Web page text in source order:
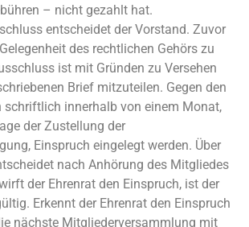
– nicht gezahlt hat.
entscheidet der Vorstand. Zuvor
des rechtlichen Gehörs zu
ist mit Gründen zu Versehen
Brief mitzuteilen. Gegen den
schriftlich innerhalb von einem Monat,
der Zustellung der
Einspruch eingelegt werden. Über
nach Anhörung des Mitgliedes
der Ehrenrat den Einspruch, ist der
Erkennt der Ehrenrat den Einspruch
nächste Mitgliederversammlung mit